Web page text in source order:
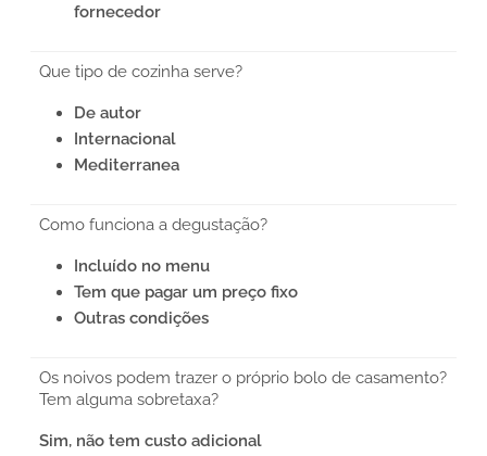
fornecedor
Que tipo de cozinha serve?
De autor
Internacional
Mediterranea
Como funciona a degustação?
Incluído no menu
Tem que pagar um preço fixo
Outras condições
Os noivos podem trazer o próprio bolo de casamento?
Tem alguma sobretaxa?
Sim, não tem custo adicional